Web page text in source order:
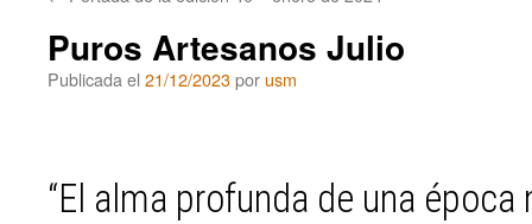
Puros Artesanos Julio
Publicada el 21/12/2023por usm
“El alma profunda de una época